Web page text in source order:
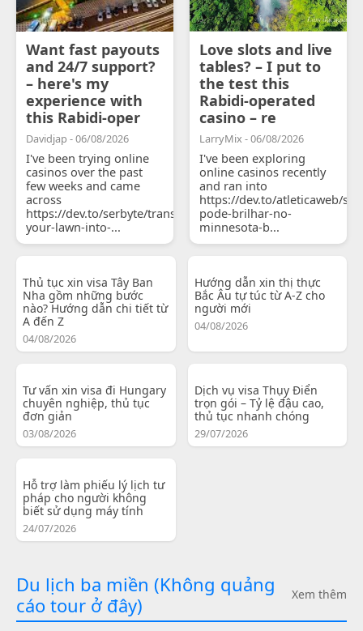
Want fast payouts
and 24/7 support?
– here's my
experience with
this Rabidi-oper
Davidjap - 06/08/2026
I've been trying online
casinos over the past
few weeks and came
across
https://dev.to/serbyte/transform-
your-lawn-into-...
Love slots and live
tables? – I put to
the test this
Rabidi-operated
casino – re
LarryMix - 06/08/2026
I've been exploring
online casinos recently
and ran into
https://dev.to/atleticaweb/
pode-brilhar-no-
minnesota-b...
Thủ tục xin visa Tây Ban
Nha gồm những bước
nào? Hướng dẫn chi tiết từ
A đến Z
04/08/2026
Hướng dẫn xin thị thực
Bắc Âu tự túc từ A-Z cho
người mới
04/08/2026
Tư vấn xin visa đi Hungary
chuyên nghiệp, thủ tục
đơn giản
03/08/2026
Dịch vụ visa Thụy Điển
trọn gói – Tỷ lệ đậu cao,
thủ tục nhanh chóng
29/07/2026
Hỗ trợ làm phiếu lý lịch tư
pháp cho người không
biết sử dụng máy tính
24/07/2026
Du lịch ba miền (Không quảng
cáo tour ở đây)
Xem thêm